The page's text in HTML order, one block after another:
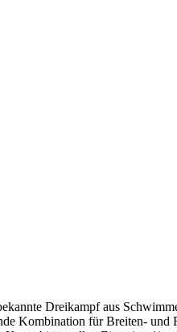
Dreikampf aus
Kombination für Breiten- und